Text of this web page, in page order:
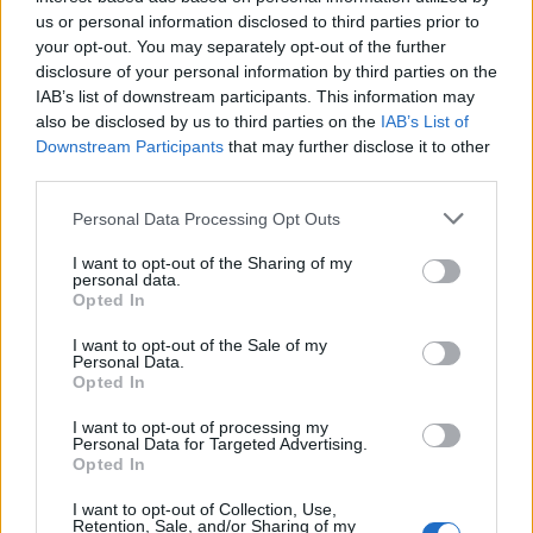
us or personal information disclosed to third parties prior to
your opt-out. You may separately opt-out of the further
disclosure of your personal information by third parties on the
IAB’s list of downstream participants. This information may
also be disclosed by us to third parties on the IAB’s List of
Downstream Participants that may further disclose it to other
Personal Data Processing Opt Outs
I want to opt-out of the Sharing of my
personal data.
Opted In
I want to opt-out of the Sale of my
Personal Data.
Opted In
I want to opt-out of processing my
Personal Data for Targeted Advertising.
Opted In
I want to opt-out of Collection, Use,
Retention, Sale, and/or Sharing of my
36.598 euro
2023-03-28
esenzioni fiscali e crediti d'imposta adottati a
seguito della crisi economica causata dall'epidemia di
COVID-19 [con mo
agenzia delle entrate
2022-04-22
Nuova Sabatini - Finanziamenti per l'acquisto di
nuovi macchinari, impianti e attrezzature da parte delle
Ministero delle Imprese e del Made in Italy -
Dipartimento per le politiche per
2021-12-21
SPECIALE DI CUI ALL’ARTICOLO 56 DEL DECRETO-LEGGE
DEL 17 MARZO 2020 N. 18